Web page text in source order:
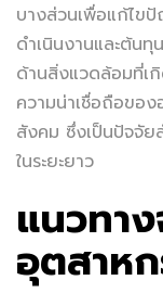
บางส่วนเพื่อแก้ไข
ดำเนินงานและต้น
ด้านสิ่งแวดล้อมที่
ความน่าเชื่อถือขอ
สังคม ซึ่งเป็นปัจจั
ในระยะยาว
แนวทา
อุตสาห